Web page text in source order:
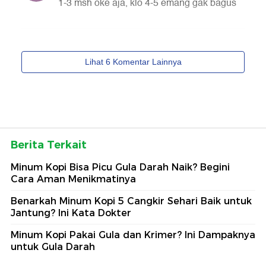
Berita Terkait
Minum Kopi Bisa Picu Gula Darah Naik? Begini
Cara Aman Menikmatinya
Benarkah Minum Kopi 5 Cangkir Sehari Baik untuk
Jantung? Ini Kata Dokter
Minum Kopi Pakai Gula dan Krimer? Ini Dampaknya
untuk Gula Darah